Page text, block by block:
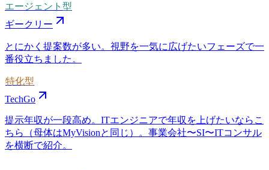
エージェント型
ギークリー
とにかく提案数が多い。視野を一気に広げたいフェーズで一
番役立ちました。
特化型
TechGo
提示年収が一段高め。ITエンジニアで年収を上げたいならこ
ちら（母体はMyVisionと同じ）。事業会社〜SI〜ITコンサル
を横断で紹介。